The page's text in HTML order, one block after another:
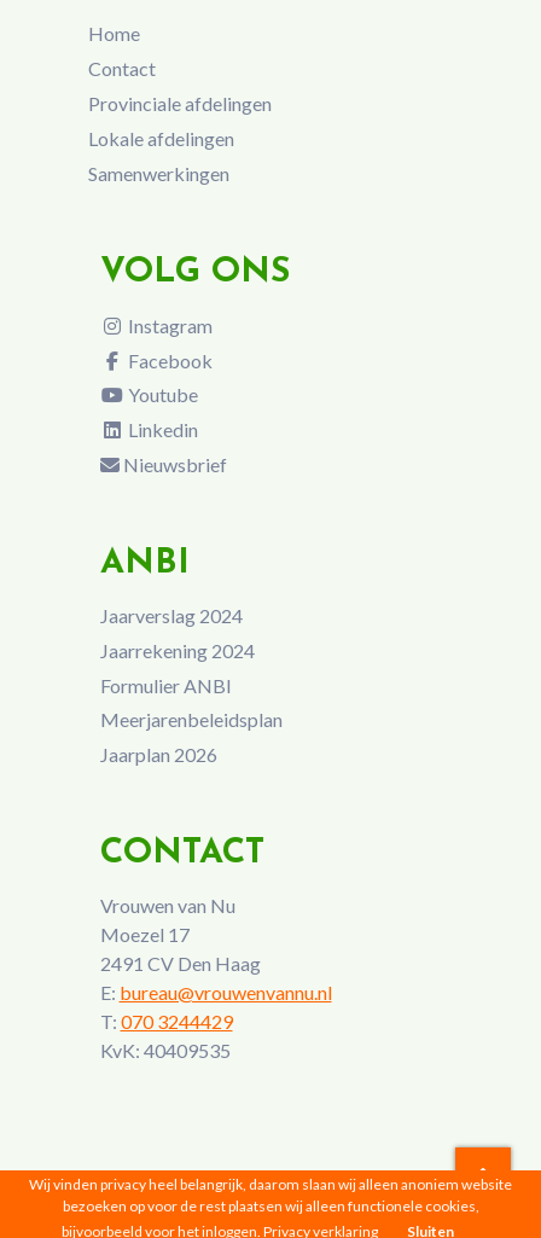
Home
Contact
Provinciale afdelingen
Lokale afdelingen
Samenwerkingen
VOLG ONS
Instagram
Facebook
Youtube
Linkedin
Nieuwsbrief
ANBI
Jaarverslag 2024
Jaarrekening 2024
Formulier ANBI
Meerjarenbeleidsplan
Jaarplan 2026
CONTACT
Vrouwen van Nu
Moezel 17
2491 CV Den Haag
E: bureau@vrouwenvannu.nl
T: 070 3244429
KvK: 40409535
Vrouwen van Nu © 2026 |Privacyverklaring
Wij vinden privacy heel belangrijk, daarom slaan wij alleen anoniem website
bezoeken op voor de rest plaatsen wij alleen functionele cookies,
bijvoorbeeld voor het inloggen. Privacy verklaring Sluiten